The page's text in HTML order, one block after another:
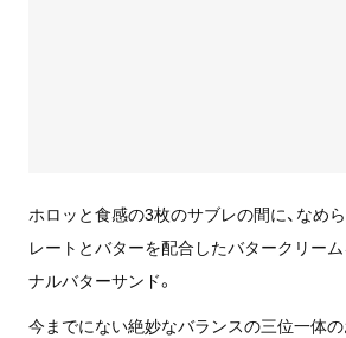
ホロッと食感の3枚のサブレの間に、なめ
レートとバターを配合したバタークリー
ナルバターサンド。
今までにない絶妙なバランスの三位一体